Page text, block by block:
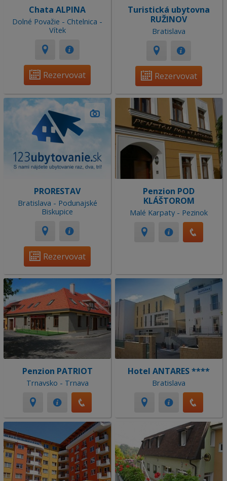
Chata ALPINA
Dolné Považie - Chtelnica -
Vítek
Rezervovat
Turistická ubytovna
RUŽINOV
Bratislava
Rezervovat
PRORESTAV
Bratislava - Podunajské
Biskupice
Rezervovat
Penzion POD
KLÁŠTOROM
Malé Karpaty - Pezinok
Penzion PATRIOT
Trnavsko - Trnava
Hotel ANTARES ****
Bratislava